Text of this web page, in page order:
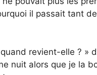
il passait tant
revient-elle ? »
nuit alors que je la